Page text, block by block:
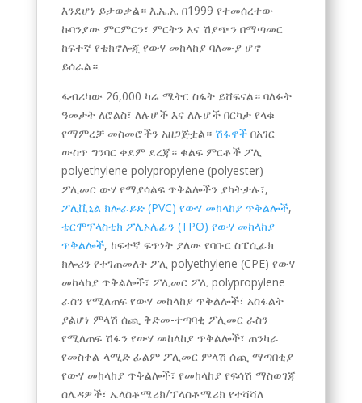
እንደሆነ ይታወቃል። እ.ኤ.አ. በ1999 የተመሰረተው
ኩባንያው ምርምርን፣ ምርትን እና ሽያጭን በማጣመር
ከፍተኛ የቴክኖሎጂ የውሃ መከላከያ ባለሙያ ሆኖ
ይሰራል።.
ፋብሪካው 26,000 ካሬ ሜትር ስፋት ይሸፍናል። ባለፉት
ዓመታት ለሮልስ፣ ለሉሆች እና ለሉሆች በርካታ የላቁ
የማምረቻ መስመሮችን አዘጋጅቷል። ሽፋኖችበአገር
ውስጥ ግንባር ቀደም ደረጃ። ቁልፍ ምርቶች ፖሊ
polyethylene polypropylene (polyester)
ፖሊመር ውሃ የማያሳልፍ ጥቅልሎችን ያካትታሉ፣,
ፖሊቪኒል ክሎራይድ (PVC) የውሃ መከላከያ ጥቅልሎች,
ቴርሞፕላስቲክ ፖሊኦሌፊን (TPO) የውሃ መከላከያ
ጥቅልሎች, ከፍተኛ ፍጥነት ያለው የባቡር ስፔሲፊክ
ክሎሪን የተገጠመለት ፖሊ polyethylene (CPE) የውሃ
መከላከያ ጥቅልሎች፣ ፖሊመር ፖሊ polypropylene
ራስን የሚለጠፍ የውሃ መከላከያ ጥቅልሎች፣ አስፋልት
ያልሆነ ምላሽ ሰጪ ቅድመ-ተጣባቂ ፖሊመር ራስን
የሚለጠፍ ሽፋን የውሃ መከላከያ ጥቅልሎች፣ ጠንካራ
የመስቀል-ላሚድ ፊልም ፖሊመር ምላሽ ሰጪ ማጣበቂያ
የውሃ መከላከያ ጥቅልሎች፣ የመከላከያ የፍሳሽ ማስወገጃ
ሰሌዳዎች፣ ኤላስቶሜሪክ/ፕላስቶሜሪክ የተሻሻለ
Tagalog